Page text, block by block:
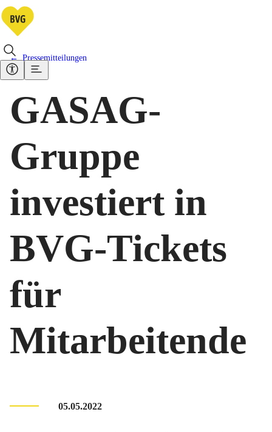
Pressemitteilungen
GASAG-
Gruppe
investiert in
BVG-Tickets
für
Mitarbeitende
05.05.2022